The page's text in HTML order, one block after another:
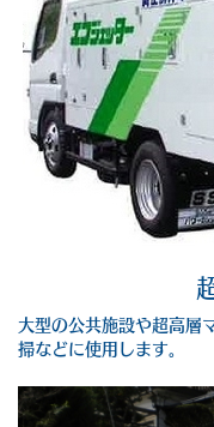
大型の公共施設や超高層
掃などに使用します。